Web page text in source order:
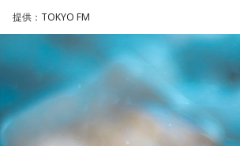
ドといえる髙津が8月15日（土）に神宮球
クルト×DeNA」に『ニッポン放送ショウ
スペシャルゲスト解説として登場する。
ン放送ショウアップナイター』の事前情
出演コーナーを持つなど、ニッポン放送
みの髙津だが、『ニッポン放送ショウア
説を務めるのは2013年以来、13年ぶりと
提供：TOKYO FM